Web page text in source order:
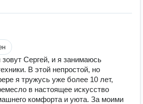
Сергей, и я занимаюсь
В этой непростой, но
я тружусь уже более 10 лет,
в настоящее искусство
комфорта и уюта. За моими